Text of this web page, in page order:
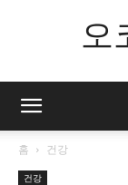
오
홈 건강
건강